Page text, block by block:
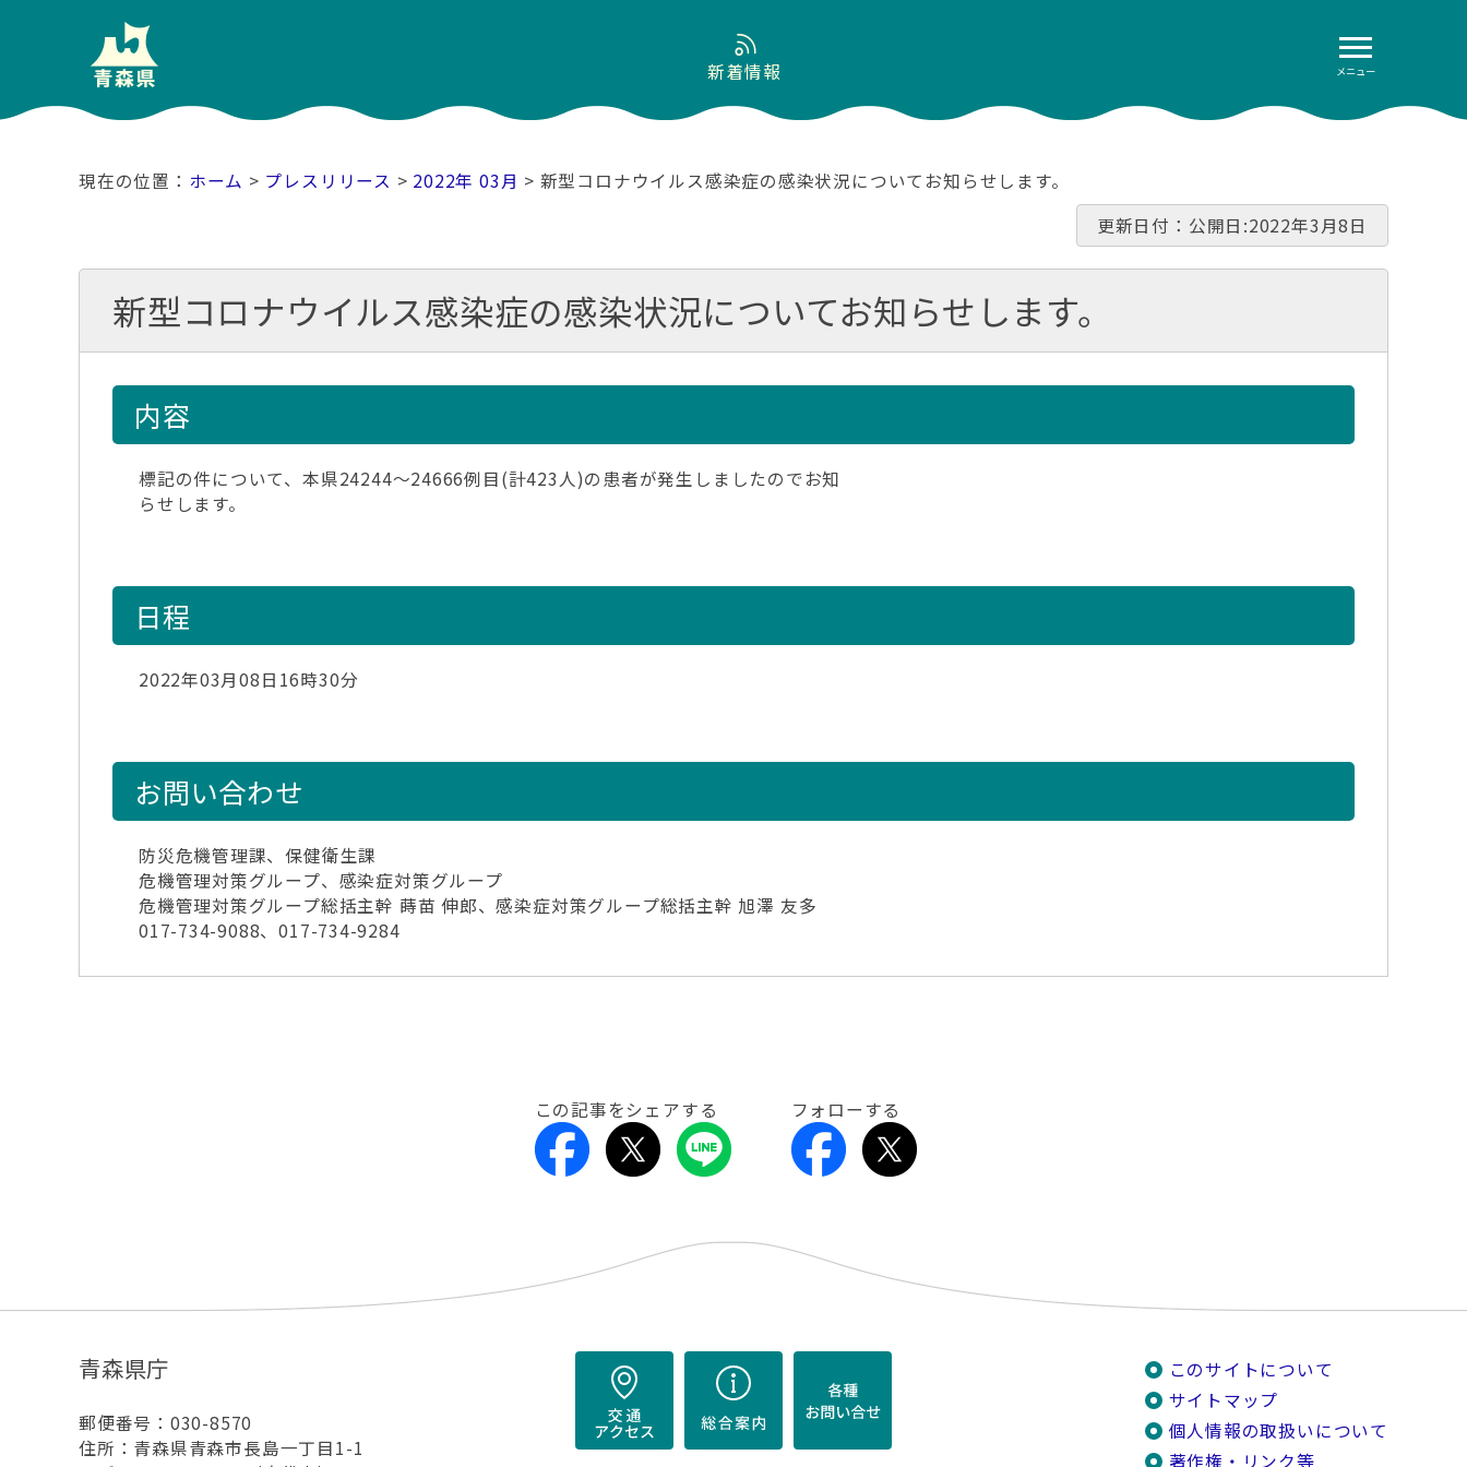
メニュー
新着情報
ホーム > プレスリリース > 2022年 03月 > 新型コロナウイルス感染症の感染状況についてお知らせします。
更新日付：公開日:2022年3月8日
新型コロナウイルス感染症の感染状況についてお知らせします。
内容
標記の件について、本県24244～24666例目(計423人)の患者が発生しましたのでお知
らせします。
日程
2022年03月08日16時30分
お問い合わせ
防災危機管理課、保健衛生課
危機管理対策グループ、感染症対策グループ
危機管理対策グループ総括主幹 蒔苗 伸郎、感染症対策グループ総括主幹 旭澤 友多
017-734-9088、017-734-9284
この記事をシェアする フォローする
青森県庁
郵便番号：030-8570
住所：青森県青森市長島一丁目1-1
このサイトについて
サイトマップ
個人情報の取扱いについて
著作権・リンク等